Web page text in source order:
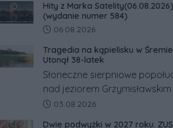
Hity z Marka Satelity(06.08.2026)
(wydanie numer 584)
Data dodania artykułu:
06.08.2026
Tragedia na kąpielisku w
Utonął 38-latek
Słoneczne sierpniowe
nad jeziorem Grzymisławskim
powiecie śremskim zakończyło
Data dodania artykułu:
03.08.2026
Dwie podwyżki w 2027 roku.